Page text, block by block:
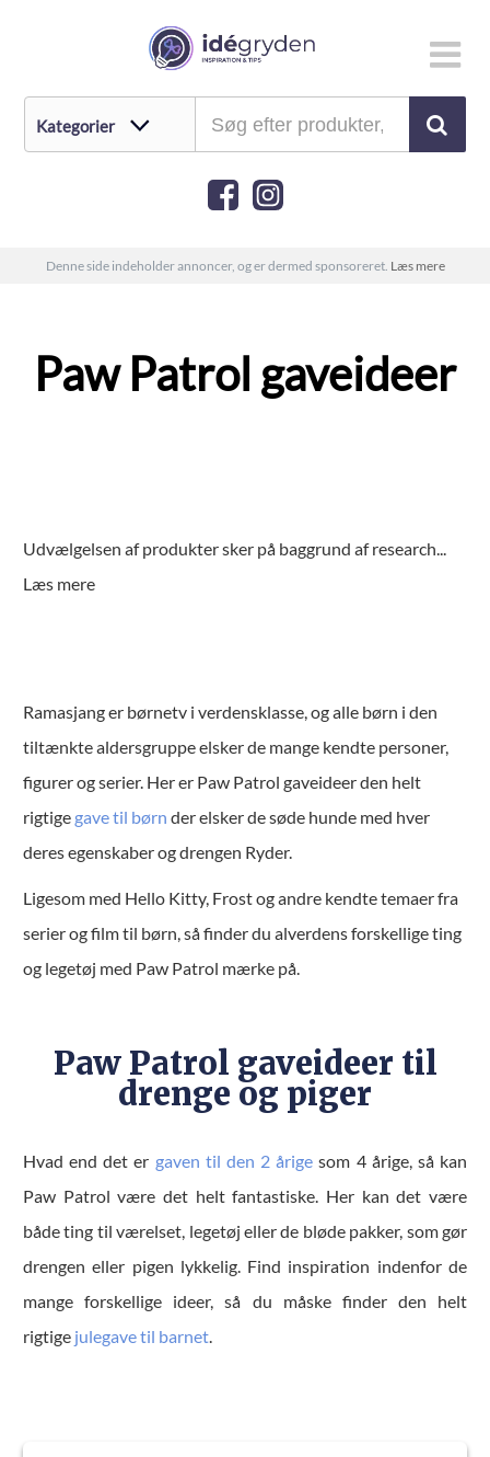
Denne side indeholder annoncer, og er dermed sponsoreret. Læs mere
Paw Patrol gaveideer
Udvælgelsen af produkter sker på baggrund af research...
Læs mere
Ramasjang er børnetv i verdensklasse, og alle børn i den
tiltænkte aldersgruppe elsker de mange kendte personer,
figurer og serier. Her er Paw Patrol gaveideer den helt
rigtige gave til børn der elsker de søde hunde med hver
deres egenskaber og drengen Ryder.
Ligesom med Hello Kitty, Frost og andre kendte temaer fra
serier og film til børn, så finder du alverdens forskellige ting
og legetøj med Paw Patrol mærke på.
Paw Patrol gaveideer til
drenge og piger
Hvad end det er gaven til den 2 årige som 4 årige, så kan
Paw Patrol være det helt fantastiske. Her kan det være
både ting til værelset, legetøj eller de bløde pakker, som gør
drengen eller pigen lykkelig. Find inspiration indenfor de
mange forskellige ideer, så du måske finder den helt
rigtige julegave til barnet.